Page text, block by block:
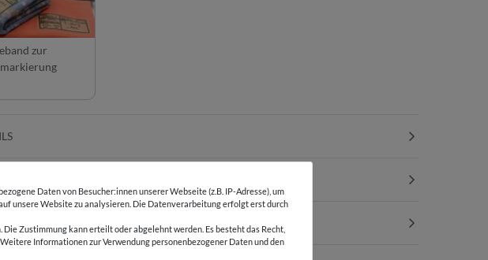
zur
Daten von Besucher:innen unserer Webseite (z.B. IP-Adresse), um
unsere Website zu analysieren. Die Datenverarbeitung erfolgt erst durch
Zustimmung kann erteilt oder abgelehnt werden. Es besteht das Recht,
Informationen zur Verwendung personenbezogener Daten und den